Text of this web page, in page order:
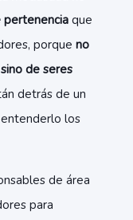
pertenencia que
porque no
de seres
detrás de un
los
de área
para